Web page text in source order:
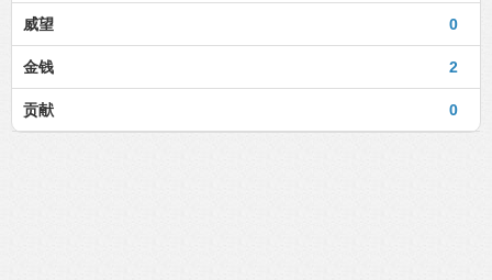
0
威望
2
金钱
0
贡献